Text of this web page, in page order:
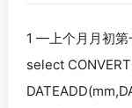
1 —上个月月初第
select